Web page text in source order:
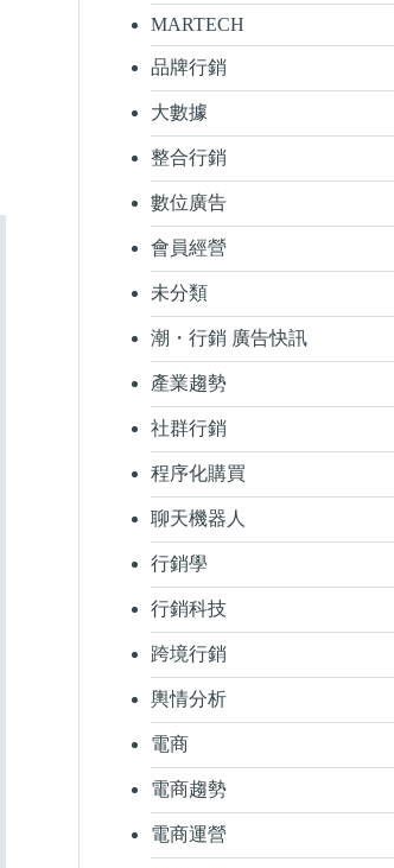
MARTECH
品牌行銷
大數據
整合行銷
數位廣告
會員經營
未分類
潮・行銷 廣告快訊
產業趨勢
社群行銷
程序化購買
聊天機器人
行銷學
行銷科技
跨境行銷
輿情分析
電商
電商趨勢
電商運營